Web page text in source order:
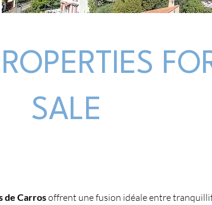
SALE
de Carros offrent une fusion idéale entre